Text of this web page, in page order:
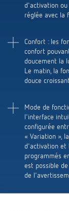
d'activation ou
réglée avec la
Confort : les
confort
doucement la
Le matin, la
douce
Mode de
l'interface
configurée
« Variation »,
d'activation et
programmés
est possible
de